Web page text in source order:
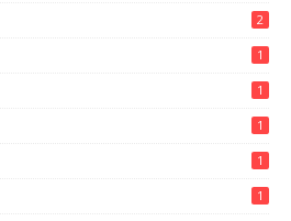
2
1
1
1
1
1